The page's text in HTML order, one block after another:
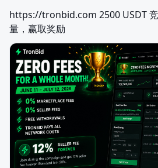
https://tronbid.com 2500 USDT
量，赢取奖励